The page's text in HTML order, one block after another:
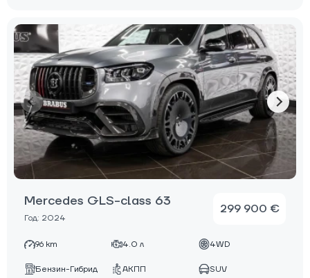
Mercedes GLS-class 63
Год: 2024
299 900 €
96 km 4.0 л 4WD
Бензин-Гибрид АКПП SUV